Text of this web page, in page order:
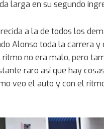
larga en su segundo
a la de todos los
Alonso toda la carrera
no era malo, pero
raro así que hay
veo el auto y con el